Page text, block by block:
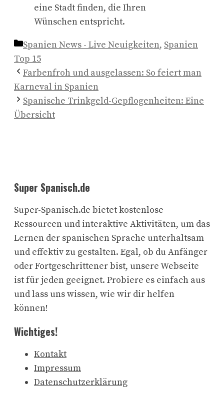
eine Stadt finden, die Ihren
Wünschen entspricht.
Kategorien
Spanien News - Live Neuigkeiten, Spanien
Top 15
Farbenfroh und ausgelassen: So feiert man
Karneval in Spanien
Spanische Trinkgeld-Gepflogenheiten: Eine
Übersicht
Super Spanisch.de
Super-Spanisch.de bietet kostenlose
Ressourcen und interaktive Aktivitäten, um das
Lernen der spanischen Sprache unterhaltsam
und effektiv zu gestalten. Egal, ob du Anfänger
oder Fortgeschrittener bist, unsere Webseite
ist für jeden geeignet. Probiere es einfach aus
und lass uns wissen, wie wir dir helfen
können!
Wichtiges!
Kontakt
Impressum
Datenschutzerklärung